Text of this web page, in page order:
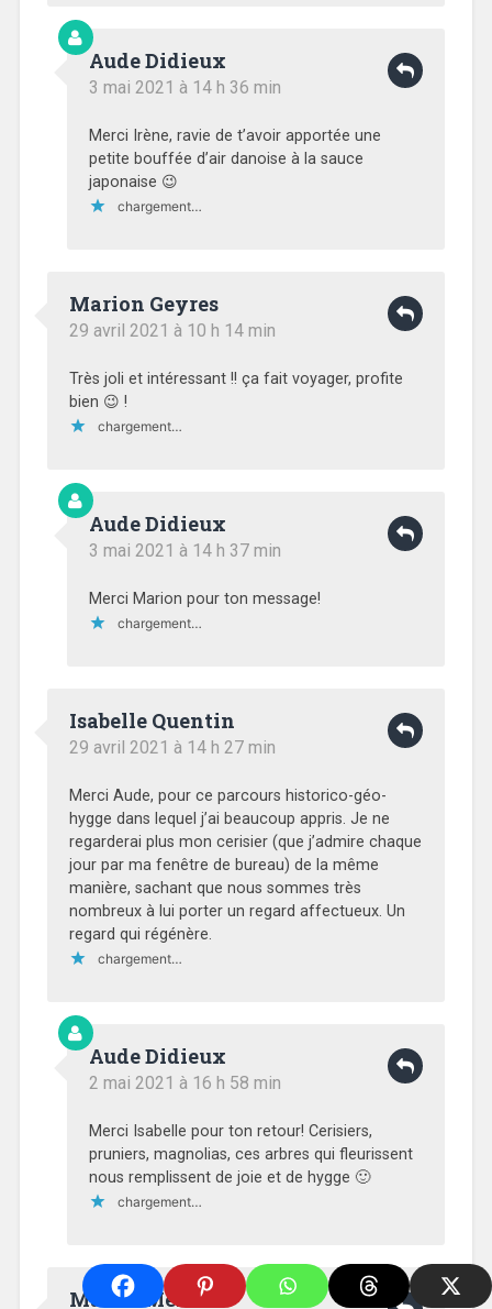
Aude Didieux
3 mai 2021 à 14 h 36 min
Merci Irène, ravie de t’avoir apportée une
petite bouffée d’air danoise à la sauce
japonaise 😉
chargement…
Marion Geyres
29 avril 2021 à 10 h 14 min
Très joli et intéressant !! ça fait voyager, profite
bien 😉 !
chargement…
Aude Didieux
3 mai 2021 à 14 h 37 min
Merci Marion pour ton message!
chargement…
Isabelle Quentin
29 avril 2021 à 14 h 27 min
Merci Aude, pour ce parcours historico-géo-
hygge dans lequel j’ai beaucoup appris. Je ne
regarderai plus mon cerisier (que j’admire chaque
jour par ma fenêtre de bureau) de la même
manière, sachant que nous sommes très
nombreux à lui porter un regard affectueux. Un
regard qui régénère.
chargement…
Aude Didieux
2 mai 2021 à 16 h 58 min
Merci Isabelle pour ton retour! Cerisiers,
pruniers, magnolias, ces arbres qui fleurissent
nous remplissent de joie et de hygge 🙂
chargement…
Maëlle Mériaux